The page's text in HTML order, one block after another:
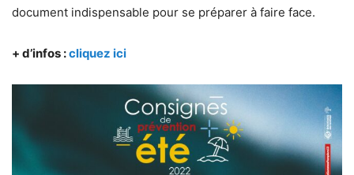
document indispensable pour se préparer à faire face.
+ d’infos :cliquez ici